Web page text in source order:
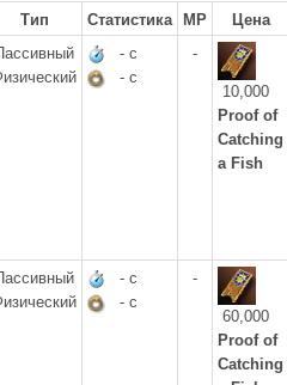
Тип Статистика MP
Цена
- с
- с
-
10,000
Proof of
Catching
a Fish
- с
- с
-
60,000
Proof of
Catching